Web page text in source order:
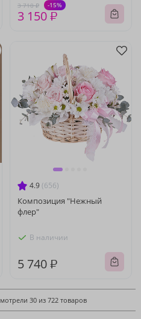
3 710 ₽ -15%
3 150 ₽
4.9 (656)
Композиция "Нежный
флер"
В наличии
5 740 ₽
30 из 722 товаров